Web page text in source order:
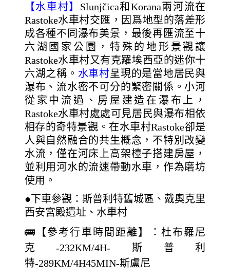
【水車村】 Slunjčica和Korana兩河流在
Rastoke水車村交匯，因爲地型的落差形
成各種不同瀑布美景，最後再匯流至十
六湖國家公園，特殊的地形景觀讓
Rastoke水車村又有克羅埃西亞的迷你十
六湖之稱。 水車村呈現的是當地居民與
瀑布、流水密不可分的緊密關係。小河
從家中流過、房屋建造在瀑布上，
Rastoke水車村處處可見居民與瀑布相依
相存的奇特景觀。在水車村Rastoke卻是
人與自然融合的共生概念，不特別改變
水流，僅在河床上高架檯子搭建房屋，
並利用河水的流速帶動水車，作為磨坊
使用。
●下車參觀：斯普利特舊城區、戴奧克里
西安宮殿遺址、水車村
🚌【參考行車時間距離】：杜布羅尼
克-232KM/4H-斯普利
特-289KM/4H45MIN-斯盧尼